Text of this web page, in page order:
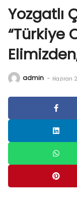
Yozgatlı
“Türkiye
admin - Haziran